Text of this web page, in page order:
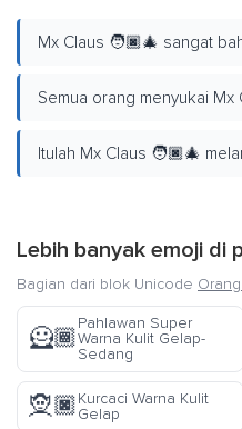
Mx Claus 🧑🏿‍🎄 sangat
Semua orang menyukai
Itulah Mx Claus 🧑🏿‍🎄
Lebih banyak emoji di
Bagian dari blok Unicode
🦸🏾
Pahlawan Super
Warna Kulit Gelap-
Sedang
🧝🏿Kurcaci Warna Kulit
Gelap